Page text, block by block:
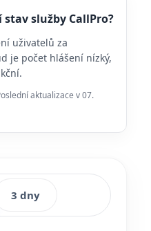
služby CallPro?
uživatelů za
je počet hlášení nízký,
aktualizace v 07.
3 dny